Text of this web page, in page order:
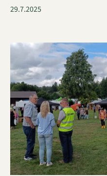
29.7.2025